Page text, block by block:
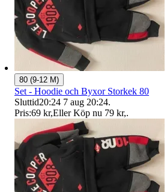
80 (9-12 M)
Set - Hoodie och Byxor Storkek 80
Sluttid20:24 7 aug 20:24.
Pris:69 kr,Eller Köp nu 79 kr,.